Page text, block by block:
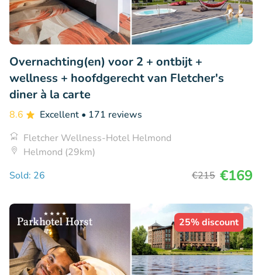
Overnachting(en) voor 2 + ontbijt +
wellness + hoofdgerecht van Fletcher's
diner à la carte
8.6 Excellent • 171 reviews
Fletcher Wellness-Hotel Helmond
Helmond (29km)
Sold: 26
€215 €169
25% discount